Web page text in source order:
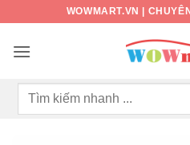
nội
WOWMART.VN |
Tìm